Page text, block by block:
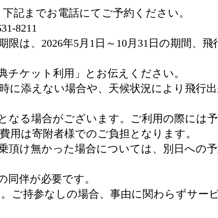
記までお電話にてご予約ください。
8211
は、2026年5月1日～10月31日の期間、
ケット利用」とお伝えください。
に添えない場合や、天候状況により飛行
なる場合がございます。ご利用の際には
は寄附者様でのご負担となります。
け無かった場合については、別日への
伴が必要です。
ご持参なしの場合、事由に関わらずサー